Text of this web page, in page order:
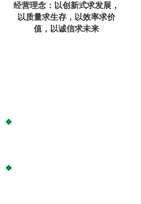
经营理念：以创新式求发展，
以质量求生存，以效率求价
值，以诚信求未来